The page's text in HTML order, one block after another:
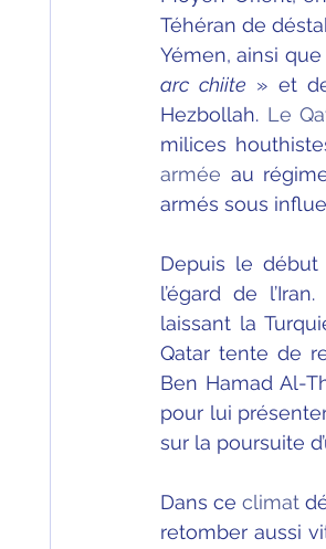
Téhéran de
Yémen, ainsi
arc chiite » et
Hezbollah. Le
milices
armée au
armés sous
Depuis le début
l’égard de
laissant la
Qatar tente de
Ben Hamad Al-
pour lui
sur la poursuite
Dans ce climat
retomber aussi